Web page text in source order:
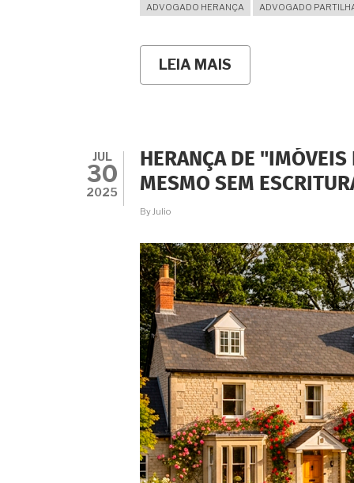
ADVOGADO HERANÇA
ADVOGADO
LEIA MAIS
RENDA
QUEM
VOCÊ
AMA
PARA
JUL
30
2025
HERANÇA DE
MESMO SEM
By Julio